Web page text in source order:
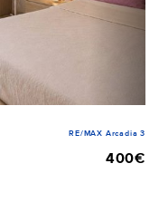
RE/MAX Arcadia 3
400€